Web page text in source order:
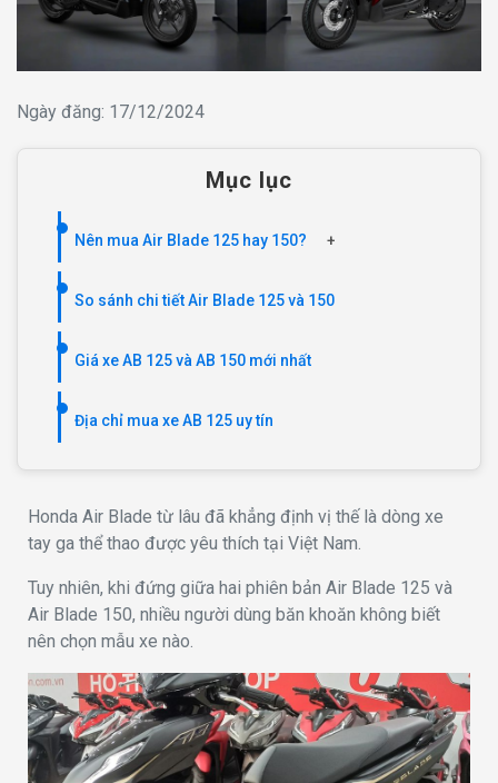
Ngày đăng: 17/12/2024
Mục lục
Nên mua Air Blade 125 hay 150? +
So sánh chi tiết Air Blade 125 và 150
Giá xe AB 125 và AB 150 mới nhất
Địa chỉ mua xe AB 125 uy tín
Honda Air Blade từ lâu đã khẳng định vị thế là dòng xe
tay ga thể thao được yêu thích tại Việt Nam.
Tuy nhiên, khi đứng giữa hai phiên bản Air Blade 125 và
Air Blade 150, nhiều người dùng băn khoăn không biết
nên chọn mẫu xe nào.